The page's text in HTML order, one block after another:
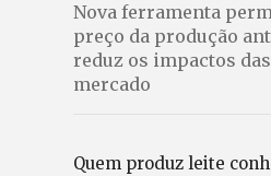
Nova ferramenta
preço da produção
reduz os impactos
mercado
Quem produz leite